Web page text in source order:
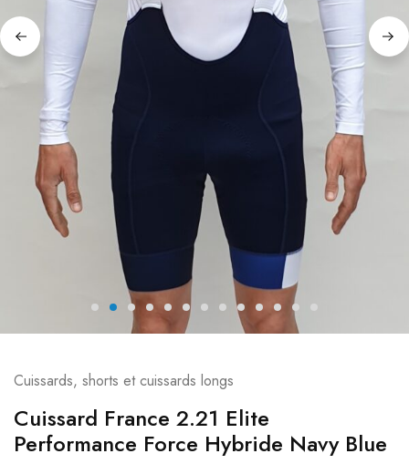
Cuissards, shorts et cuissards longs
Cuissard France 2.21 Elite
Performance Force Hybride Navy Blue